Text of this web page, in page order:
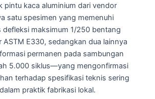
pintu kaca aluminium dari vendor
satu spesimen yang memenuhi
defleksi maksimum 1/250 bentang
ASTM E330, sedangkan dua lainnya
permanen pada sambungan
5.000 siklus—yang mengonfirmasi
terhadap spesifikasi teknis sering
praktik fabrikasi lokal.